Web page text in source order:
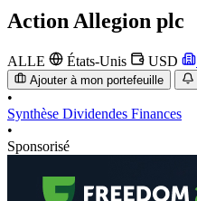
Action Allegion plc
ALLE États-Unis USD
Ajouter à mon portefeuille
•
Synthèse Dividendes Finances
•
Sponsorisé